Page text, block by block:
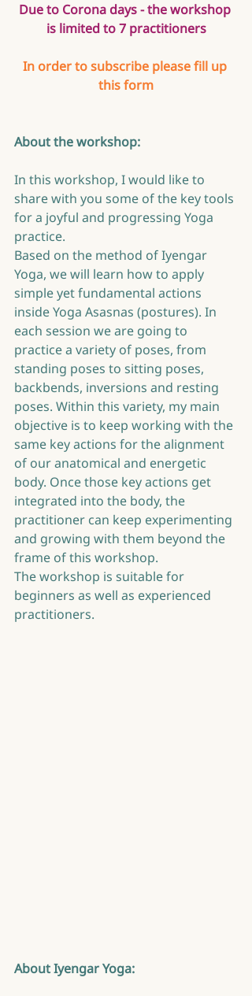
Due to Corona days - the workshop
is limited to 7 practitioners
In order to subscribe please fill up
this form
About the workshop:
In this workshop, I would like to
share with you some of the key tools
for a joyful and progressing Yoga
practice.
Based on the method of Iyengar
Yoga, we will learn how to apply
simple yet fundamental actions
inside Yoga Asasnas (postures). In
each session we are going to
practice a variety of poses, from
standing poses to sitting poses,
backbends, inversions and resting
poses. Within this variety, my main
objective is to keep working with the
same key actions for the alignment
of our anatomical and energetic
body. Once those key actions get
integrated into the body, the
practitioner can keep experimenting
and growing with them beyond the
frame of this workshop.
The workshop is suitable for
beginners as well as experienced
practitioners.
About Iyengar Yoga: